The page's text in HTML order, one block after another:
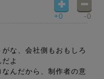
+0 -0
な、会社側もおもしろ
よ
んだから、制作者の意